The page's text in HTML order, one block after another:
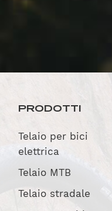
PRODOTTI
Telaio per bici
elettrica
Telaio MTB
Telaio stradale